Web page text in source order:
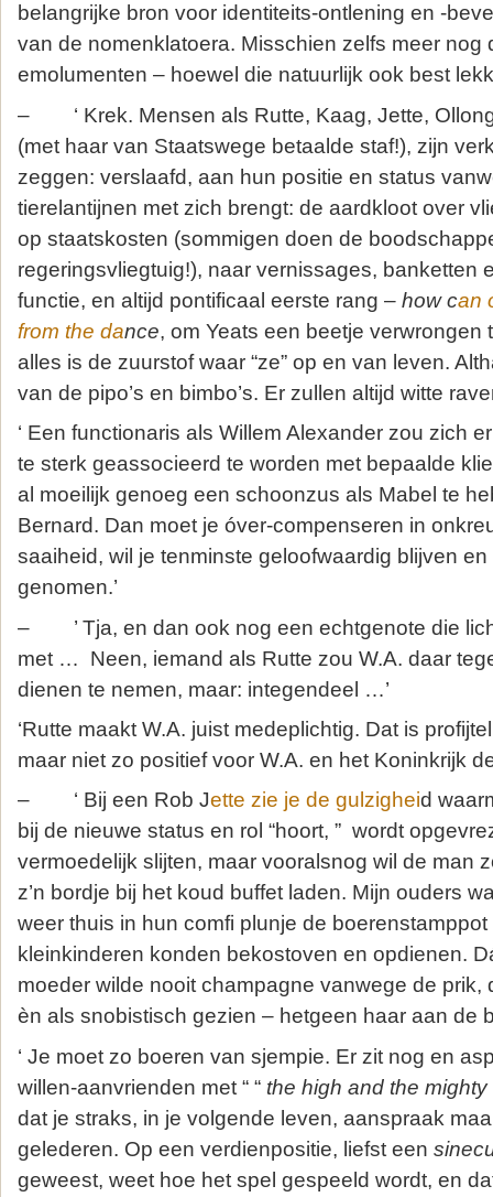
belangrijke bron voor identiteits-ontlening en -
van de nomenklatoera. Misschien zelfs meer nog
emolumenten – hoewel die natuurlijk ook best
– ‘ Krek. Mensen als Rutte, Kaag, Jette,
(met haar van Staatswege betaalde staf!), zijn
zeggen: verslaafd, aan hun positie en status
tierelantijnen met zich brengt: de aardkloot over
op staatskosten (sommigen doen de
regeringsvliegtuig!), naar vernissages, banketten
functie, en altijd pontificaal eerste rang – how can
from the dance, om Yeats een beetje verwrongen
alles is de zuurstof waar “ze” op en van leven.
van de pipo’s en bimbo’s. Er zullen altijd witte
‘ Een functionaris als Willem Alexander zou zich
te sterk geassocieerd te worden met bepaalde
al moeilijk genoeg een schoonzus als Mabel te
Bernard. Dan moet je óver-compenseren in
saaiheid, wil je tenminste geloofwaardig blijven
genomen.’
– ’ Tja, en dan ook nog een echtgenote die
met … Neen, iemand als Rutte zou W.A. daar
dienen te nemen, maar: integendeel …’
‘Rutte maakt W.A. juist medeplichtig. Dat is
maar niet zo positief voor W.A. en het Koninkrijk
– ‘ Bij een Rob Jette zie je de gulzigheid
bij de nieuwe status en rol “hoort, ” wordt
vermoedelijk slijten, maar vooralsnog wil de man
z’n bordje bij het koud buffet laden. Mijn ouders
weer thuis in hun comfi plunje de
kleinkinderen konden bekostoven en opdienen.
moeder wilde nooit champagne vanwege de prik,
èn als snobistisch gezien – hetgeen haar aan de
‘ Je moet zo boeren van sjempie. Er zit nog en
willen-aanvrienden met “ “ the high and the mighty
dat je straks, in je volgende leven, aanspraak
gelederen. Op een verdienpositie, liefst een
geweest, weet hoe het spel gespeeld wordt, en